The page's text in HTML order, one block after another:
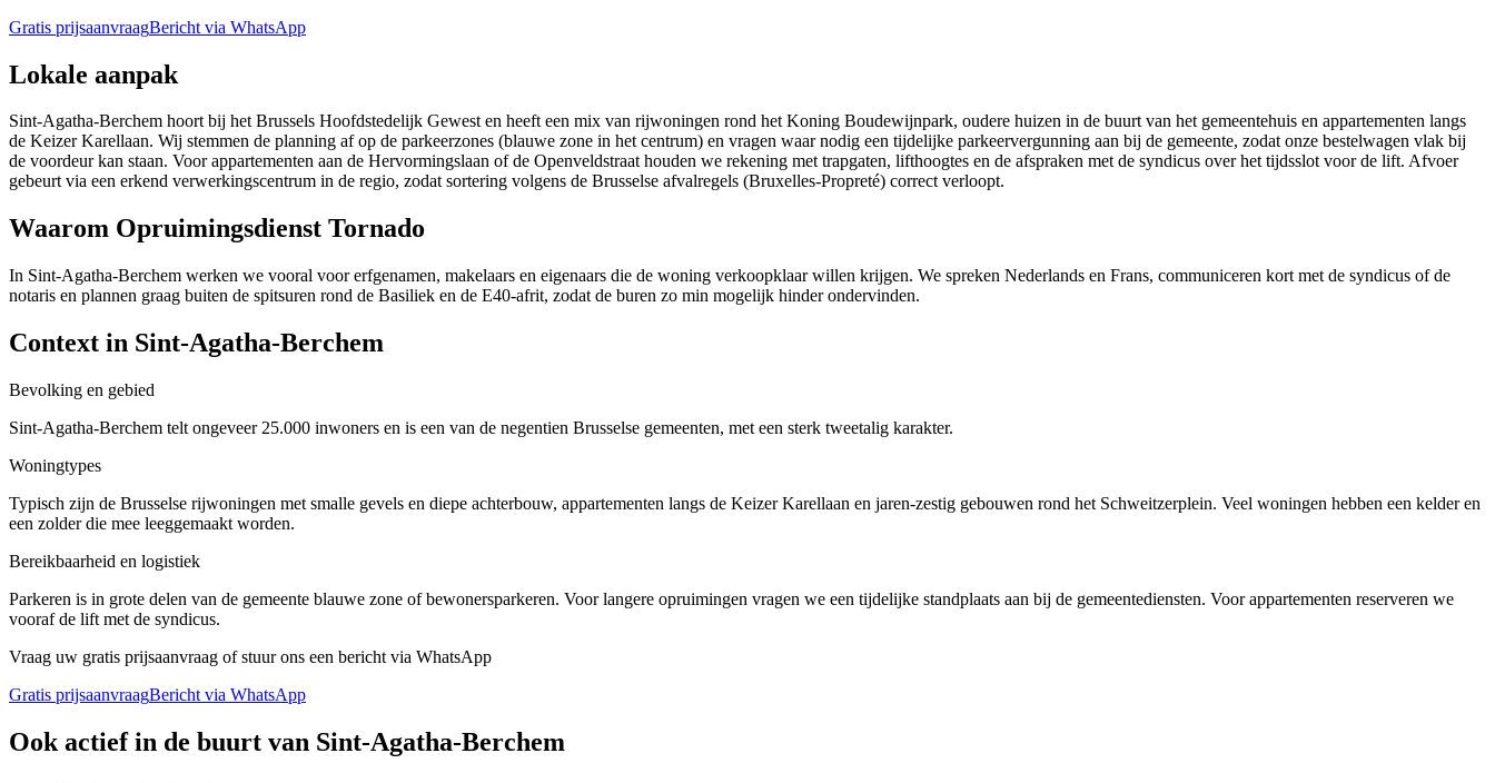
Gratis prijsaanvraagBericht via WhatsApp
Lokale aanpak
Sint-Agatha-Berchem hoort bij het Brussels Hoofdstedelijk Gewest en heeft een mix van rijwoningen rond het Koning Boudewijnpark, oudere huizen in de buurt van het gemeentehuis en appartementen langs
de Keizer Karellaan. Wij stemmen de planning af op de parkeerzones (blauwe zone in het centrum) en vragen waar nodig een tijdelijke parkeervergunning aan bij de gemeente, zodat onze bestelwagen vlak bij
de voordeur kan staan. Voor appartementen aan de Hervormingslaan of de Openveldstraat houden we rekening met trapgaten, lifthoogtes en de afspraken met de syndicus over het tijdsslot voor de lift. Afvoer
gebeurt via een erkend verwerkingscentrum in de regio, zodat sortering volgens de Brusselse afvalregels (Bruxelles-Propreté) correct verloopt.
Waarom Opruimingsdienst Tornado
In Sint-Agatha-Berchem werken we vooral voor erfgenamen, makelaars en eigenaars die de woning verkoopklaar willen krijgen. We spreken Nederlands en Frans, communiceren kort met de syndicus of de
notaris en plannen graag buiten de spitsuren rond de Basiliek en de E40-afrit, zodat de buren zo min mogelijk hinder ondervinden.
Context in Sint-Agatha-Berchem
Bevolking en gebied
Sint-Agatha-Berchem telt ongeveer 25.000 inwoners en is een van de negentien Brusselse gemeenten, met een sterk tweetalig karakter.
Woningtypes
Typisch zijn de Brusselse rijwoningen met smalle gevels en diepe achterbouw, appartementen langs de Keizer Karellaan en jaren-zestig gebouwen rond het Schweitzerplein. Veel woningen hebben een kelder en
een zolder die mee leeggemaakt worden.
Bereikbaarheid en logistiek
Parkeren is in grote delen van de gemeente blauwe zone of bewonersparkeren. Voor langere opruimingen vragen we een tijdelijke standplaats aan bij de gemeentediensten. Voor appartementen reserveren we
vooraf de lift met de syndicus.
Vraag uw gratis prijsaanvraag of stuur ons een bericht via WhatsApp
Gratis prijsaanvraagBericht via WhatsApp
Ook actief in de buurt van Sint-Agatha-Berchem